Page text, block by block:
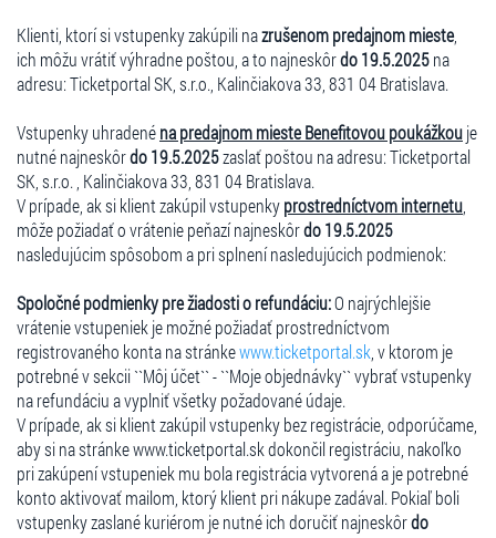
Klienti, ktorí si vstupenky zakúpili nazrušenom predajnom mieste,
ich môžu vrátiť výhradne poštou, a to najneskôrdo 19.5.2025na
adresu: Ticketportal SK, s.r.o., Kalinčiakova 33, 831 04 Bratislava.
Vstupenky uhradenéna predajnom mieste Benefitovou poukážkouje
nutné najneskôrdo 19.5.2025zaslať poštou na adresu: Ticketportal
SK, s.r.o. , Kalinčiakova 33, 831 04 Bratislava.
V prípade, ak si klient zakúpil vstupenkyprostredníctvom internetu,
môže požiadať o vrátenie peňazí najneskôrdo 19.5.2025
nasledujúcim spôsobom a pri splnení nasledujúcich podmienok:
Spoločné podmienky pre žiadosti o refundáciu:O najrýchlejšie
vrátenie vstupeniek je možné požiadať prostredníctvom
registrovaného konta na stránkewww.ticketportal.sk, v ktorom je
potrebné v sekcii ``Môj účet`` - ``Moje objednávky`` vybrať vstupenky
na refundáciu a vyplniť všetky požadované údaje.
V prípade, ak si klient zakúpil vstupenky bez registrácie, odporúčame,
aby si na stránke www.ticketportal.sk dokončil registráciu, nakoľko
pri zakúpení vstupeniek mu bola registrácia vytvorená a je potrebné
konto aktivovať mailom, ktorý klient pri nákupe zadával. Pokiaľ boli
vstupenky zaslané kuriérom je nutné ich doručiť najneskôrdo